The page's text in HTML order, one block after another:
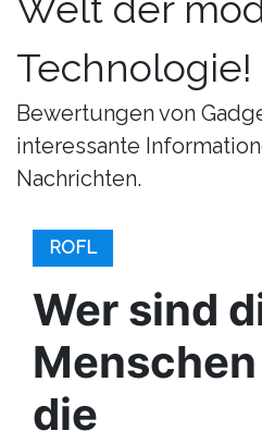
Technologie!
Bewertungen von
interessante
Nachrichten.
ROFL
Wer sind
die